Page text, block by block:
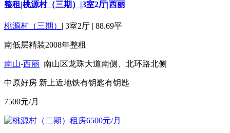
整租|桃源村（三期）|3室2厅|西丽
桃源村（三期） | 3室2厅 | 88.69平
南低层精装2008年整租
南山-西丽 南山区龙珠大道南侧、北环路北侧
中原好房 新上近地铁有钥匙有钥匙
7500元/月